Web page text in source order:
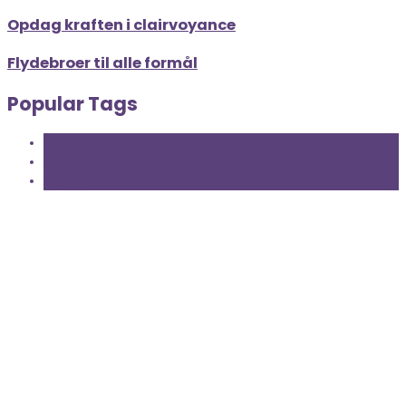
Opdag kraften i clairvoyance
Flydebroer til alle formål
Popular Tags